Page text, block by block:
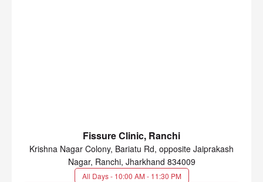
Fissure Clinic, Ranchi
Krishna Nagar Colony, Bariatu Rd, opposite Jaiprakash
Nagar, Ranchi, Jharkhand 834009
All Days - 10:00 AM - 11:30 PM